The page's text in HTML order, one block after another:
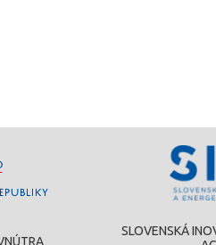
SLOVENSKÁ